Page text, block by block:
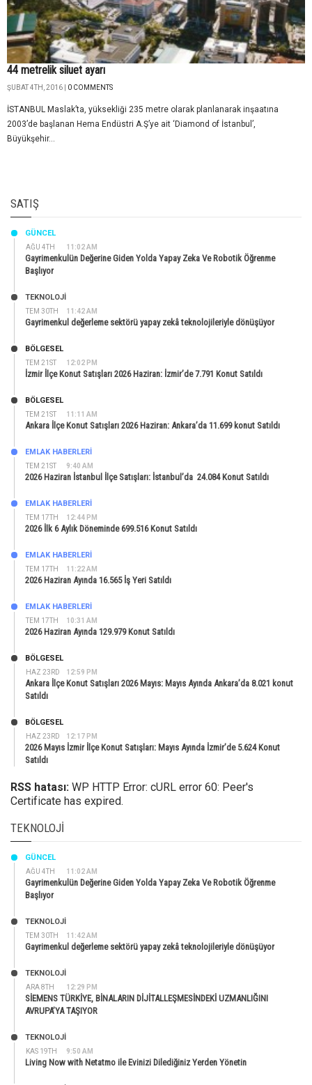
44 metrelik siluet ayarı
ŞUBAT 4TH, 2016 | 0 COMMENTS
İSTANBUL Maslak’ta, yüksekliği 235 metre olarak planlanarak inşaatına
2003’de başlanan Hema Endüstri A.Ş’ye ait ‘Diamond of İstanbul’,
Büyükşehir...
SATIŞ
AĞU 4TH 11:02 AM
GÜNCEL
Gayrimenkulün Değerine Giden Yolda Yapay Zeka Ve Robotik Öğrenme
Başlıyor
TEM 30TH 11:42 AM
TEKNOLOJİ
Gayrimenkul değerleme sektörü yapay zekâ teknolojileriyle dönüşüyor
TEM 21ST 12:02 PM
BÖLGESEL
İzmir İlçe Konut Satışları 2026 Haziran: İzmir’de 7.791 Konut Satıldı
TEM 21ST 11:11 AM
BÖLGESEL
Ankara İlçe Konut Satışları 2026 Haziran: Ankara’da 11.699 konut Satıldı
TEM 21ST 9:40 AM
EMLAK HABERLERI
2026 Haziran İstanbul İlçe Satışları: İstanbul’da 24.084 Konut Satıldı
TEM 17TH 12:44 PM
EMLAK HABERLERI
2026 İlk 6 Aylık Döneminde 699.516 Konut Satıldı
TEM 17TH 11:22 AM
EMLAK HABERLERI
2026 Haziran Ayında 16.565 İş Yeri Satıldı
TEM 17TH 10:31 AM
EMLAK HABERLERI
2026 Haziran Ayında 129.979 Konut Satıldı
HAZ 23RD 12:59 PM
BÖLGESEL
Ankara İlçe Konut Satışları 2026 Mayıs: Mayıs Ayında Ankara’da 8.021 konut
Satıldı
HAZ 23RD 12:17 PM
BÖLGESEL
2026 Mayıs İzmir İlçe Konut Satışları: Mayıs Ayında İzmir’de 5.624 Konut
Satıldı
RSS hatası: WP HTTP Error: cURL error 60: Peer's
Certificate has expired.
TEKNOLOJI
AĞU 4TH 11:02 AM
GÜNCEL
Gayrimenkulün Değerine Giden Yolda Yapay Zeka Ve Robotik Öğrenme
Başlıyor
TEM 30TH 11:42 AM
TEKNOLOJİ
Gayrimenkul değerleme sektörü yapay zekâ teknolojileriyle dönüşüyor
ARA 8TH 12:29 PM
TEKNOLOJİ
SİEMENS TÜRKİYE, BİNALARIN DİJİTALLEŞMESİNDEKİ UZMANLIĞINI
AVRUPA’YA TAŞIYOR
KAS 19TH 9:50 AM
TEKNOLOJİ
Living Now with Netatmo ile Evinizi Dilediğiniz Yerden Yönetin